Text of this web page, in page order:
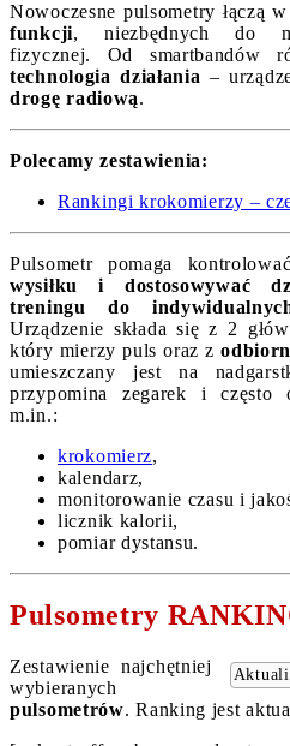
Nowoczesne pulsometry łączą
funkcji, niezbędnych do
fizycznej. Od smartbandów
technologia działania –
drogę radiową.
Polecamy zestawienia:
Rankingi krokomierzy –
Pulsometr pomaga
wysiłku i dostosowywać
treningu do
Urządzenie składa się z 2
który mierzy puls oraz z
umieszczany jest na
przypomina zegarek i często
m.in.:
krokomierz,
kalendarz,
monitorowanie czasu i
licznik kalorii,
pomiar dystansu.
Pulsometry
Zestawienie najchętniej
wybieranych
pulsometrów. Ranking jest